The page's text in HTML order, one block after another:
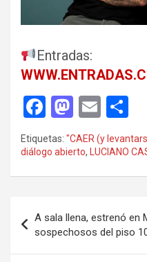
Entradas:
F
a
ce
b
o
k
M
a
st
o
o
n
E
m
ail
o
m
p
Etiquetas: "CAER (y
diálogo abierto, LUCIANO
de
entradas
A sala llena, estrenó en
sospechosos del piso